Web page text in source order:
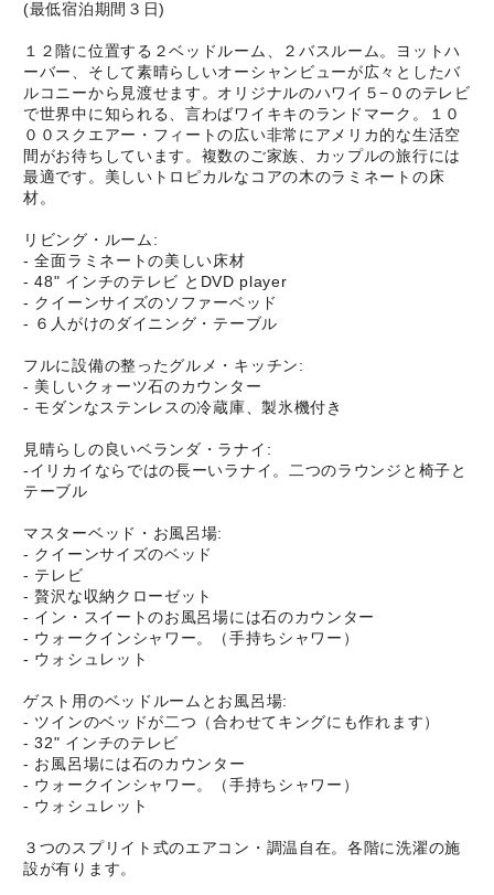
(最低宿泊期間３日)
１２階に位置する２ベッドルーム、２バスルーム。ヨットハ
ーバー、そして素晴らしいオーシャンビューが広々としたバ
ルコニーから見渡せます。オリジナルのハワイ５−０のテレビ
で世界中に知られる、言わばワイキキのランドマーク。１０
００スクエアー・フィートの広い非常にアメリカ的な生活空
間がお待ちしています。複数のご家族、カップルの旅行には
最適です。美しいトロピカルなコアの木のラミネートの床
材。
リビング・ルーム:
- 全面ラミネートの美しい床材
- 48" インチのテレビ とDVD player
- クイーンサイズのソファーベッド
- ６人がけのダイニング・テーブル
フルに設備の整ったグルメ・キッチン:
- 美しいクォーツ石のカウンター
- モダンなステンレスの冷蔵庫、製氷機付き
見晴らしの良いベランダ・ラナイ:
-イリカイならではの長ーいラナイ。二つのラウンジと椅子と
テーブル
マスターベッド・お風呂場:
- クイーンサイズのベッド
- テレビ
- 贅沢な収納クローゼット
- イン・スイートのお風呂場には石のカウンター
- ウォークインシャワー。（手持ちシャワー）
- ウォシュレット
ゲスト用のベッドルームとお風呂場:
- ツインのベッドが二つ（合わせてキングにも作れます）
- 32" インチのテレビ
- お風呂場には石のカウンター
- ウォークインシャワー。（手持ちシャワー）
- ウォシュレット
３つのスプリイト式のエアコン・調温自在。各階に洗濯の施
設が有ります。